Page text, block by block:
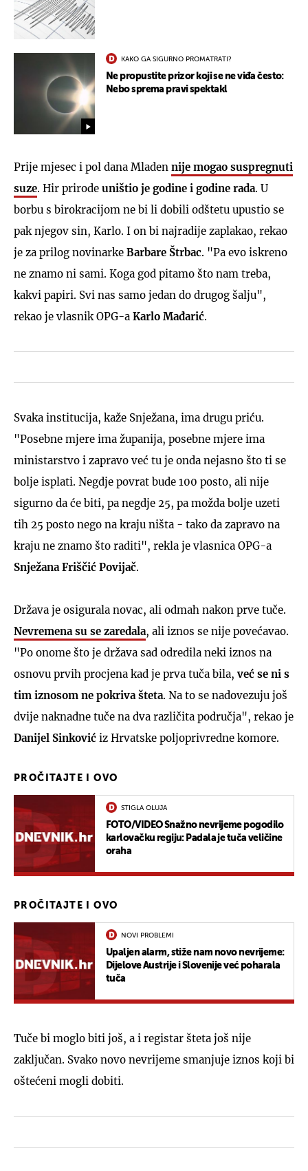
KAKO GA SIGURNO PROMATRATI?
Ne propustite prizor koji se ne viđa često:
Nebo sprema pravi spektakl
Prije mjesec i pol dana Mladen nije mogao suspregnuti
suze. Hir prirode uništio je godine i godine rada. U
borbu s birokracijom ne bi li dobili odštetu upustio se
pak njegov sin, Karlo. I on bi najradije zaplakao, rekao
je za prilog novinarke Barbare Štrbac. "Pa evo iskreno
ne znamo ni sami. Koga god pitamo što nam treba,
kakvi papiri. Svi nas samo jedan do drugog šalju",
rekao je vlasnik OPG-a Karlo Mađarić.
Svaka institucija, kaže Snježana, ima drugu priću.
"Posebne mjere ima županija, posebne mjere ima
ministarstvo i zapravo već tu je onda nejasno što ti se
bolje isplati. Negdje povrat bude 100 posto, ali nije
sigurno da će biti, pa negdje 25, pa možda bolje uzeti
tih 25 posto nego na kraju ništa - tako da zapravo na
kraju ne znamo što raditi", rekla je vlasnica OPG-a
Snježana Friščić Povijač.
Država je osigurala novac, ali odmah nakon prve tuče.
Nevremena su se zaredala, ali iznos se nije povećavao.
"Po onome što je država sad odredila neki iznos na
osnovu prvih procjena kad je prva tuča bila,već se ni s
tim iznosom ne pokriva šteta. Na to se nadovezuju još
dvije naknadne tuče na dva različita područja", rekao je
Danijel Sinković iz Hrvatske poljoprivredne komore.
PROČITAJTE I OVO
STIGLA OLUJA
FOTO/VIDEO Snažno nevrijeme pogodilo
karlovačku regiju: Padala je tuča veličine
oraha
PROČITAJTE I OVO
NOVI PROBLEMI
Upaljen alarm, stiže nam novo nevrijeme:
Dijelove Austrije i Slovenije već poharala
tuča
Tuče bi moglo biti još, a i registar šteta još nije
zaključan. Svako novo nevrijeme smanjuje iznos koji bi
oštećeni mogli dobiti.